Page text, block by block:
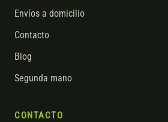
Envíos a domicilio
Contacto
Blog
Segunda mano
CONTACTO